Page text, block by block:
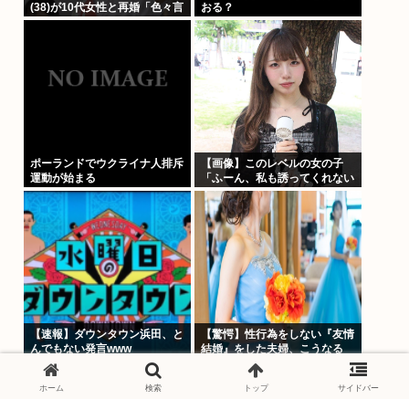
(38)が10代女性と再婚「色々言
われそうですが…」
おる？
ポーランドでウクライナ人排斥
運動が始まる
【画像】このレベルの女の子
「ふーん、私も誘ってくれない
んだ⋯」
【速報】ダウンタウン浜田、と
んでもない発言www
【驚愕】性行為をしない『友情
結婚』をした夫婦、こうなる
⇒･･･！！！
ホーム 検索 トップ サイドバー